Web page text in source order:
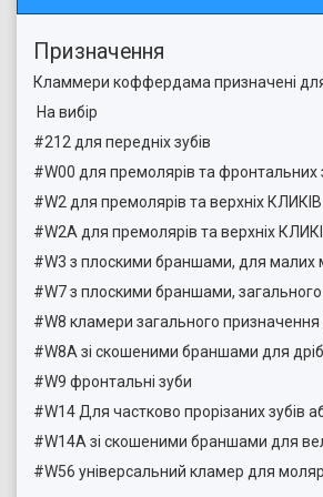
Призначення
Кламмери коффердама призначені
На вибір
#212 для передніх зубів
#W00 для премолярів та
#W2 для премолярів та верхніх КЛИКІВ
#W2A для премолярів та верхніх
#W3 з плоскими браншами, для малих
#W7 з плоскими браншами,
#W8 кламери загального
#W8A зі скошеними браншами для
#W9 фронтальні зуби
#W14 Для частково прорізаних
#W14A зі скошеними браншами для
#W56 універсальний кламер для